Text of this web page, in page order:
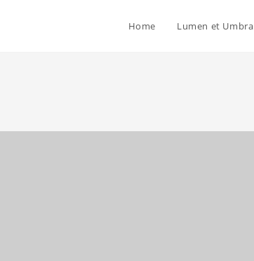
Home Lumen et Umbra